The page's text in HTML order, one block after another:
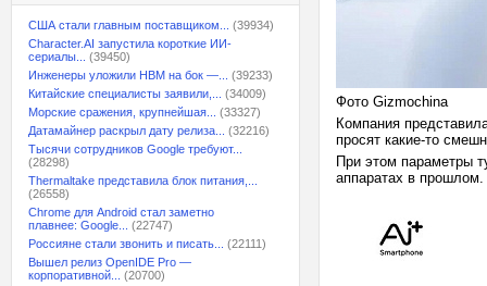
США стали главным поставщиком...
(39934)
Character.AI запустила короткие ИИ-
сериалы...
(39450)
Инженеры уложили HBM на бок —...
(39233)
Китайские специалисты заявили,...
(34009)
Морские сражения, крупнейшая...
(33327)
Датамайнер раскрыл дату релиза...
(32216)
Тысячи сотрудников Google требуют...
(28298)
Thermaltake представила блок питания,...
(26558)
Chrome для Android стал заметно
плавнее: Google...
(22747)
Россияне стали звонить и писать...
(22111)
Вышел релиз OpenIDE Pro —
корпоративной...
(20700)
Фото Gizmochina
Компания
просят какие-то
При этом параметры
аппаратах в прошлом.